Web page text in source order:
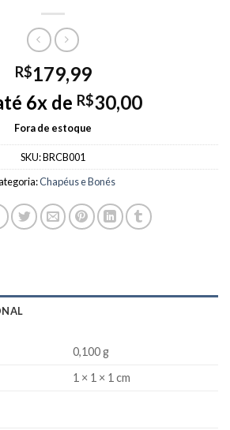
R$179,99
6x de R$30,00
Fora de estoque
SKU:BRCB001
Chapéus e Bonés
0,100 g
1 × 1 × 1 cm